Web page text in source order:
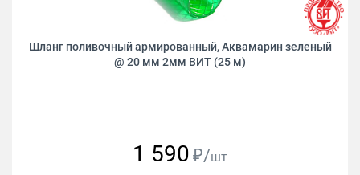
Шланг поливочный армированный, Аквамарин зеленый
@ 20 мм 2мм ВИТ (25 м)
1 590 ₽/шт